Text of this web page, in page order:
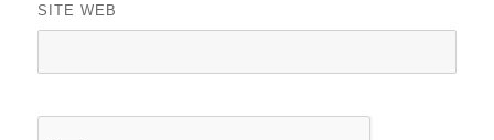
SITE WEB